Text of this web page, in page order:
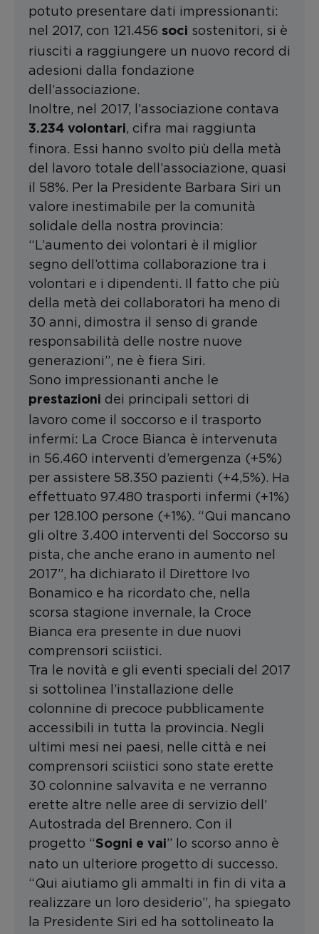
potuto presentare dati impressionanti:
nel 2017, con 121.456 soci sostenitori, si è
riusciti a raggiungere un nuovo record di
adesioni dalla fondazione
dell’associazione.
Inoltre, nel 2017, l’associazione contava
3.234 volontari, cifra mai raggiunta
finora. Essi hanno svolto più della metà
del lavoro totale dell’associazione, quasi
il 58%. Per la Presidente Barbara Siri un
valore inestimabile per la comunità
solidale della nostra provincia:
“L’aumento dei volontari è il miglior
segno dell’ottima collaborazione tra i
volontari e i dipendenti. Il fatto che più
della metà dei collaboratori ha meno di
30 anni, dimostra il senso di grande
responsabilità delle nostre nuove
generazioni”, ne è fiera Siri.
Sono impressionanti anche le
prestazioni dei principali settori di
lavoro come il soccorso e il trasporto
infermi: La Croce Bianca è intervenuta
in 56.460 interventi d’emergenza (+5%)
per assistere 58.350 pazienti (+4,5%). Ha
effettuato 97.480 trasporti infermi (+1%)
per 128.100 persone (+1%). “Qui mancano
gli oltre 3.400 interventi del Soccorso su
pista, che anche erano in aumento nel
2017”, ha dichiarato il Direttore Ivo
Bonamico e ha ricordato che, nella
scorsa stagione invernale, la Croce
Bianca era presente in due nuovi
comprensori sciistici.
Tra le novità e gli eventi speciali del 2017
si sottolinea l’installazione delle
colonnine di precoce pubblicamente
accessibili in tutta la provincia. Negli
ultimi mesi nei paesi, nelle città e nei
comprensori sciistici sono state erette
30 colonnine salvavita e ne verranno
erette altre nelle aree di servizio dell’
Autostrada del Brennero. Con il
progetto “Sogni e vai” lo scorso anno è
nato un ulteriore progetto di successo.
“Qui aiutiamo gli ammalti in fin di vita a
realizzare un loro desiderio”, ha spiegato
la Presidente Siri ed ha sottolineato la